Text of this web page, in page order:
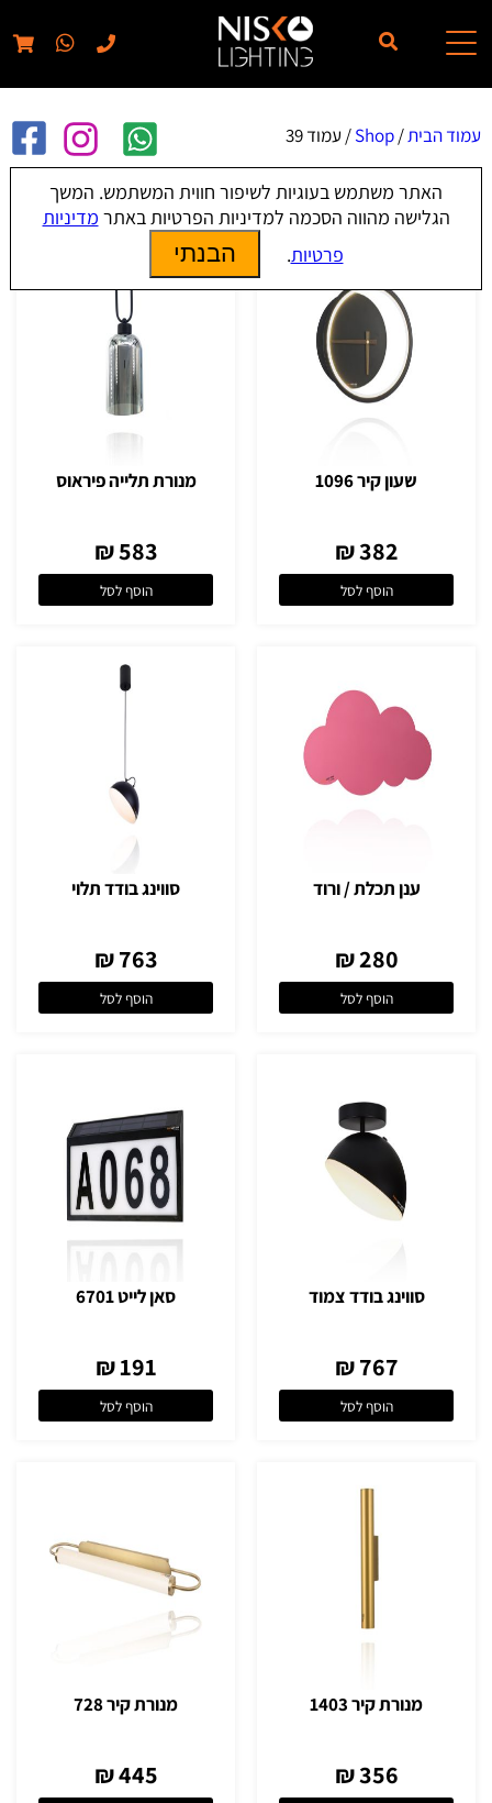
עמוד הבית/
Shop/ עמוד 39
Shop
שעון קיר 1096
382 ₪
הוסף לסל
מנורת תלייה פיראוס
583 ₪
הוסף לסל
ענן תכלת / ורוד
280 ₪
הוסף לסל
סווינג בודד תלוי
763 ₪
הוסף לסל
סווינג בודד צמוד
767 ₪
הוסף לסל
סאן לייט 6701
191 ₪
הוסף לסל
מנורת קיר 1403
356 ₪
מנורת קיר 728
445 ₪
האתר משתמש בעוגיות לשיפור חווית המשתמש. המשך
הגלישה מהווה הסכמה למדיניות הפרטיות באתר מדיניות
פרטיות. הבנתי